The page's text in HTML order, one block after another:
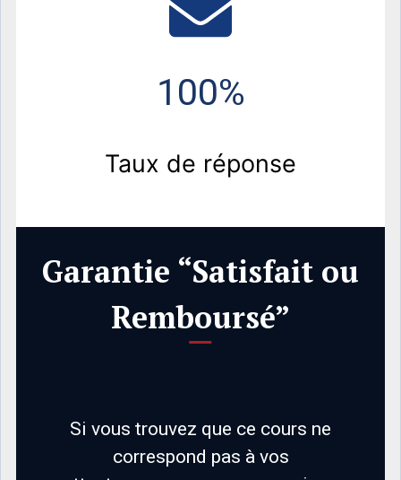
100%
Taux de réponse
Garantie “Satisfait ou
Remboursé”
Si vous trouvez que ce cours ne
correspond pas à vos